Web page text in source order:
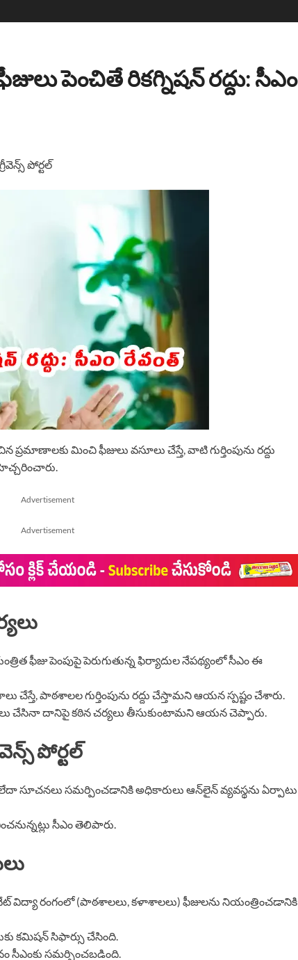
పెంచితే రికగ్నిషన్ రద్దు: సీఎం
పోర్టల్
ప్రమాణాలకు మించి ఫీజులు వసూలు చేస్తే, వాటి గుర్తింపును రద్దు
Advertisement
Advertisement
ఫీజు పెంపుపై పెరుగుతున్న ఫిర్యాదుల నేపథ్యంలో సీఎం ఈ
చేస్తే, పాఠశాలల గుర్తింపును రద్దు చేస్తామని ఆయన స్పష్టం చేశారు.
చేసినా దానిపై కఠిన చర్యలు తీసుకుంటామని ఆయన చెప్పారు.
పోర్టల్
సూచనలు సమర్పించడానికి అధికారులు ఆన్‌లైన్ వ్యవస్థను ఏర్పాటు
సీఎం తెలిపారు.
విద్యా రంగంలో (పాఠశాలలు, కళాశాలలు) ఫీజులను నియంత్రించడానికి
కమిషన్ సిఫార్సు చేసింది.
సీఎంకు సమర్పించబడింది.